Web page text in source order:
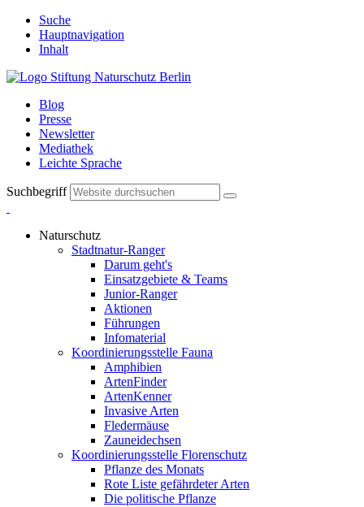
Suche
Hauptnavigation
Inhalt
Blog
Presse
Newsletter
Mediathek
Leichte Sprache
Suchbegriff
Naturschutz
Stadtnatur-Ranger
Darum geht's
Einsatzgebiete & Teams
Junior-Ranger
Aktionen
Führungen
Infomaterial
Koordinierungsstelle Fauna
Amphibien
ArtenFinder
ArtenKenner
Invasive Arten
Fledermäuse
Zauneidechsen
Koordinierungsstelle Florenschutz
Pflanze des Monats
Rote Liste gefährdeter Arten
Die politische Pflanze